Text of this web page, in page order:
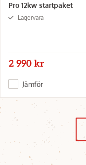
Pro 12kw startpaket
Lagervara
2 990 kr
Jämför